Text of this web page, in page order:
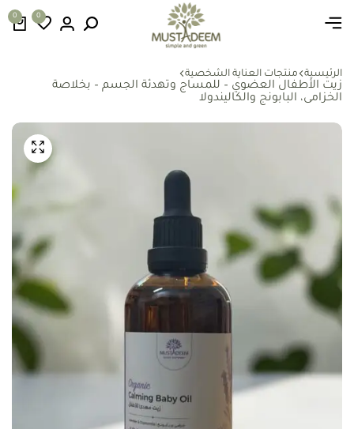
0
0
الرئيسية منتجات العناية الشخصية
زيت الأطفال العضوي – للمساج وتهدئة الجسم – بخلاصة
الخزامى، البابونج والكاليندولا